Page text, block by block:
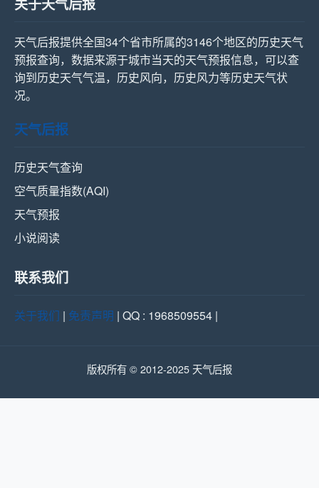
天气后报提供全国34个省市所属的3146个地区的历史天气
预报查询，数据来源于城市当天的天气预报信息，可以查
询到历史天气气温，历史风向，历史风力等历史天气状
况。
天气后报
历史天气查询
空气质量指数(AQI)
天气预报
小说阅读
联系我们
关于我们 | 免责声明 | QQ : 1968509554 |
版权所有 © 2012-2025 天气后报